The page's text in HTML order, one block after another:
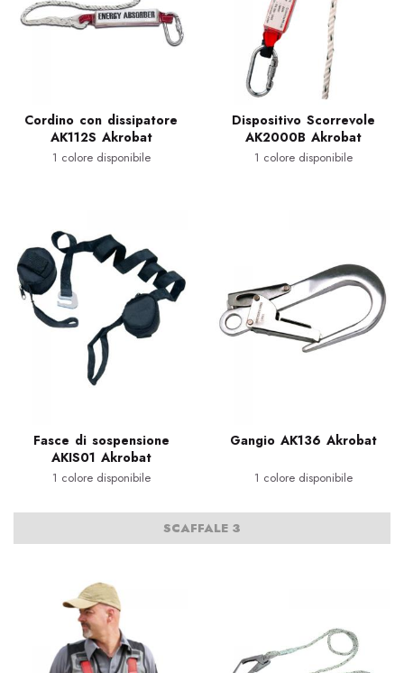
Cordino con dissipatore
AK112S Akrobat
1 colore disponibile
Dispositivo Scorrevole
AK2000B Akrobat
1 colore disponibile
Fasce di sospensione
AKIS01 Akrobat
1 colore disponibile
Gangio AK136 Akrobat
1 colore disponibile
SCAFFALE 3